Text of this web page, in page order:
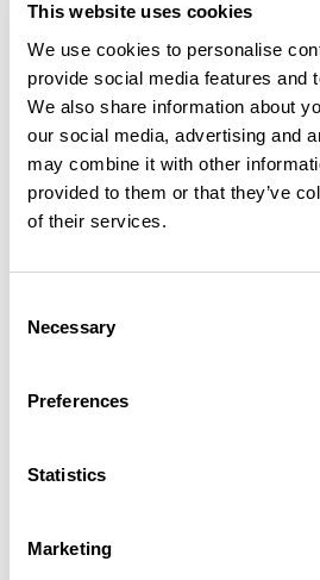
This website uses cookies
We use cookies to personalise
provide social media features and
We also share information about
our social media, advertising and
may combine it with other
provided to them or that they’ve
of their services.
Selection
Necessary
Preferences
Statistics
Marketing
Questo percorso non contiene
L'hai già effettuato? Sii il primo a
Aggiungi una
Scopri questo percorso in bicicletta di
Prevedi circa 4 ore e 33 minuti per
Ultimo aggiornamento della scheda